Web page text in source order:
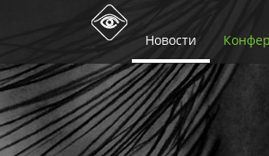
Новости